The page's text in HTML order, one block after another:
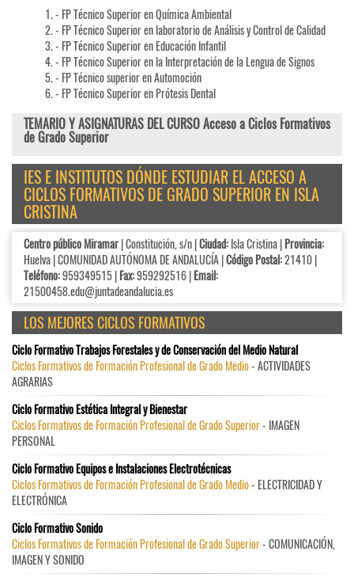
- FP Técnico Superior en Química Ambiental
- FP Técnico Superior en laboratorio de Análisis y Control de Calidad
- FP Técnico Superior en Educación Infantil
- FP Técnico Superior en la Interpretación de la Lengua de Signos
- FP Técnico superior en Automoción
- FP Técnico Superior en Prótesis Dental
TEMARIO Y ASIGNATURAS DEL CURSO Acceso a Ciclos Formativos
de Grado Superior
IES E INSTITUTOS DÓNDE ESTUDIAR EL ACCESO A
CICLOS FORMATIVOS DE GRADO SUPERIOR EN ISLA
CRISTINA
Centro público Miramar| Constitución, s/n |Ciudad:Isla Cristina |Provincia:
Huelva | COMUNIDAD AUTÓNOMA DE ANDALUCÍA |Código Postal:21410 |
Teléfono:959349515 |Fax:959292516 |Email:
21500458.edu@juntadeandalucia.es
LOS MEJORES CICLOS FORMATIVOS
Ciclo Formativo Trabajos Forestales y de Conservación del Medio Natural
Ciclos Formativos de Formación Profesional de Grado Medio- ACTIVIDADES
AGRARIAS
Ciclo Formativo Estética Integral y Bienestar
Ciclos Formativos de Formación Profesional de Grado Superior- IMAGEN
PERSONAL
Ciclo Formativo Equipos e Instalaciones Electrotécnicas
Ciclos Formativos de Formación Profesional de Grado Medio- ELECTRICIDAD Y
ELECTRÓNICA
Ciclo Formativo Sonido
Ciclos Formativos de Formación Profesional de Grado Superior- COMUNICACIÓN,
IMAGEN Y SONIDO